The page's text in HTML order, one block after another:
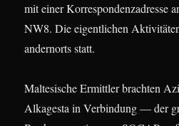
mit einer Korrespondenzadresse
NW8. Die eigentlichen
andernorts statt.
Maltesische Ermittler brachten
Alkagesta in Verbindung — der